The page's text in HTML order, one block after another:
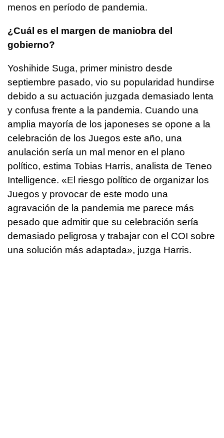
menos en período de pandemia.
¿Cuál es el margen de maniobra del
gobierno?
Yoshihide Suga, primer ministro desde
septiembre pasado, vio su popularidad hundirse
debido a su actuación juzgada demasiado lenta
y confusa frente a la pandemia. Cuando una
amplia mayoría de los japoneses se opone a la
celebración de los Juegos este año, una
anulación sería un mal menor en el plano
político, estima Tobias Harris, analista de Teneo
Intelligence. «El riesgo político de organizar los
Juegos y provocar de este modo una
agravación de la pandemia me parece más
pesado que admitir que su celebración sería
demasiado peligrosa y trabajar con el COI sobre
una solución más adaptada», juzga Harris.